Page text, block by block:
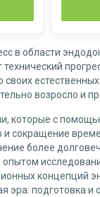
в области
возросло и
которые с
сокращение
более
концепций
эра: подготовка и